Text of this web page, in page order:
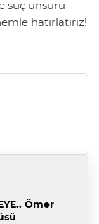
suç unsuru
hatırlatırız!
Ömer